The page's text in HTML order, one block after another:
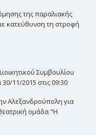
της παραλιακής
κατεύθυνση τη στροφή
Συμβουλίου
11/2015 στις 09:30
Αλεξανδρούπολη για
ομάδα "Η